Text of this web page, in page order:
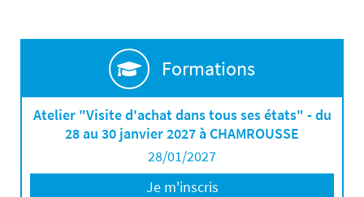
Formations
Atelier "Visite d'achat dans tous ses états" - du
28 au 30 janvier 2027 à CHAMROUSSE
28/01/2027
Je m'inscris